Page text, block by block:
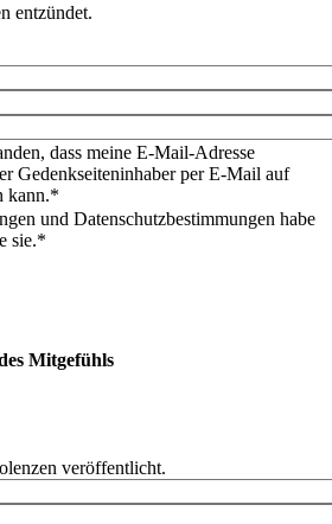
entzündet.
dass meine E-Mail-Adresse
Gedenkseiteninhaber per E-Mail auf
kann.
und Datenschutzbestimmungen habe
sie.
Mitgefühls
veröffentlicht.